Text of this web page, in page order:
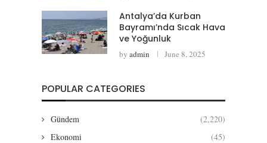
Antalya’da Kurban
Bayramı’nda Sıcak Hava
ve Yoğunluk
by admin June 8, 2025
POPULAR CATEGORIES
Gündem
(2,220)
Ekonomi
(45)